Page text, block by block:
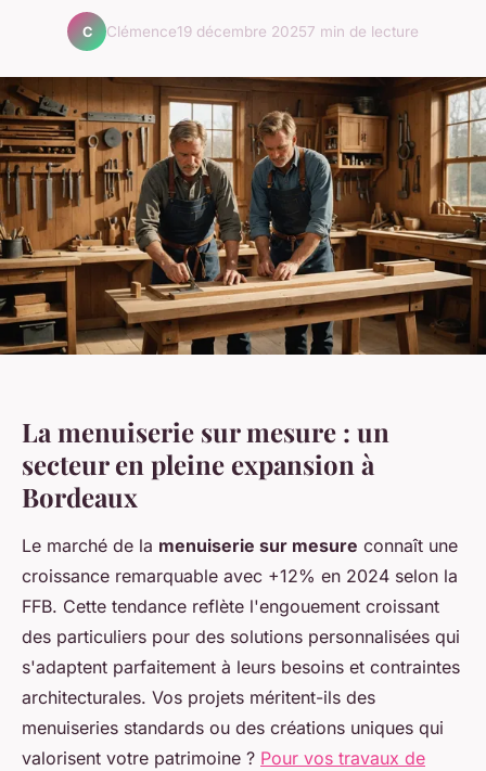
C Clémence19 décembre 20257 min de lecture
La menuiserie sur mesure : un
secteur en pleine expansion à
Bordeaux
Le marché de la menuiserie sur mesure connaît une
croissance remarquable avec +12% en 2024 selon la
FFB. Cette tendance reflète l'engouement croissant
des particuliers pour des solutions personnalisées qui
s'adaptent parfaitement à leurs besoins et contraintes
architecturales. Vos projets méritent-ils des
menuiseries standards ou des créations uniques qui
valorisent votre patrimoine ? Pour vos travaux de